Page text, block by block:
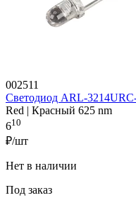
002511
Светодиод ARL-
Red | Красный 625 nm
610
₽/шт
Нет в наличии
Под заказ